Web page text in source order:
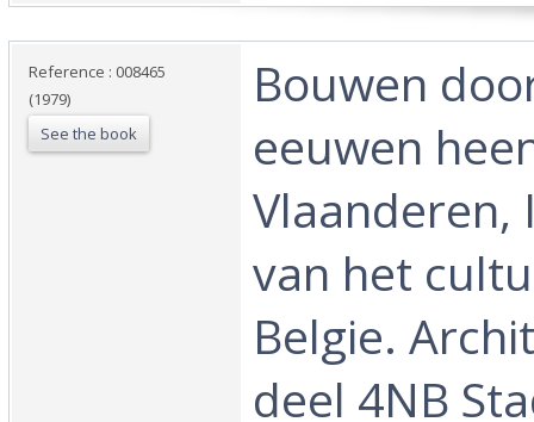
Reference : 008465
(1979)
See the book
‎Bouwen
eeuwen
Vlaanderen,
van het
Belgie.
deel 4NB